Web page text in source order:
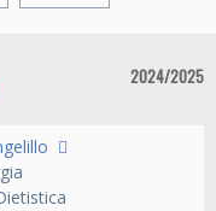
2024/2025